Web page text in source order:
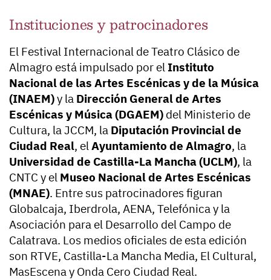
Instituciones y patrocinadores
El Festival Internacional de Teatro Clásico de
Almagro está impulsado por el Instituto
Nacional de las Artes Escénicas y de la Música
(INAEM)y la Dirección General de Artes
Escénicas y Música (DGAEM) del Ministerio de
Cultura, la JCCM, la Diputación Provincial de
Ciudad Real, elAyuntamiento de Almagro, la
Universidad de Castilla-La Mancha (UCLM), la
CNTC y el Museo Nacional de Artes Escénicas
(MNAE). Entre sus patrocinadores figuran
Globalcaja, Iberdrola, AENA, Telefónica y la
Asociación para el Desarrollo del Campo de
Calatrava. Los medios oficiales de esta edición
son RTVE, Castilla-La Mancha Media, El Cultural,
MasEscena y Onda Cero Ciudad Real.